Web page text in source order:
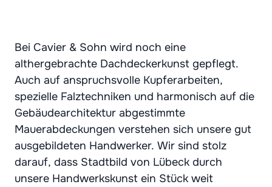
Bei Cavier & Sohn wird noch eine
althergebrachte Dachdeckerkunst gepflegt.
Auch auf anspruchsvolle Kupferarbeiten,
spezielle Falztechniken und harmonisch auf die
Gebäudearchitektur abgestimmte
Mauerabdeckungen verstehen sich unsere gut
ausgebildeten Handwerker. Wir sind stolz
darauf, dass Stadtbild von Lübeck durch
unsere Handwerkskunst ein Stück weit